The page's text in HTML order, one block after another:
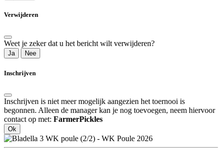
Verwijderen
Weet je zeker dat u het bericht wilt verwijderen?
Ja Nee
Inschrijven
Inschrijven is niet meer mogelijk aangezien het toernooi is
begonnen. Alleen de manager kan je nog toevoegen, neem hiervoor
contact op met: FarmerPickles
Ok